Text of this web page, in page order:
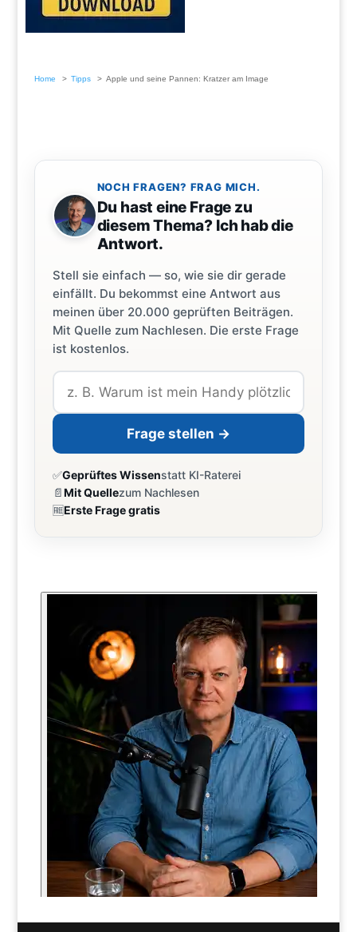
Home Tipps Apple und seine Pannen: Kratzer am Image
NOCH FRAGEN? FRAG MICH.
Du hast eine Frage zu
diesem Thema? Ich hab die
Antwort.
Stell sie einfach — so, wie sie dir gerade
einfällt. Du bekommst eine Antwort aus
meinen über 20.000 geprüften Beiträgen.
Mit Quelle zum Nachlesen. Die erste Frage
ist kostenlos.
Frage stellen →
✅Geprüftes Wissenstatt KI-Raterei
📄Mit Quellezum Nachlesen
🆓Erste Frage gratis